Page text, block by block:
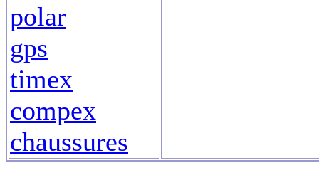
polar
gps
timex
compex
chaussures